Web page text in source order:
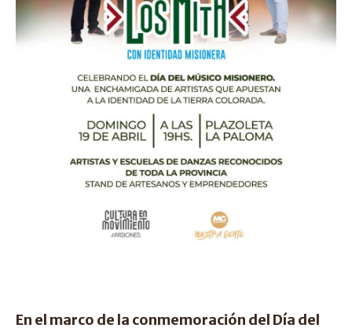
En el marco de la conmemoración del Día del